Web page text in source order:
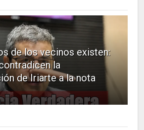
de los vecinos existen:
la
de Iriarte a la nota